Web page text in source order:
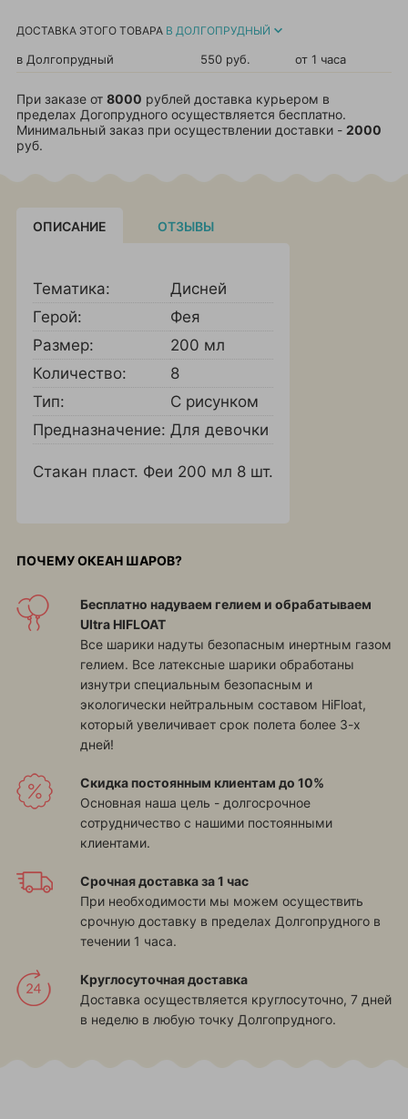
ДОСТАВКА ЭТОГО ТОВАРА В ДОЛГОПРУДНЫЙ
в Долгопрудный 550 руб. от 1 часа
При заказе от 8000 рублей доставка курьером в
пределах Догопрудного осуществляется бесплатно.
Минимальный заказ при осуществлении доставки - 2000
руб.
ОПИСАНИЕ ОТЗЫВЫ
Тематика:
Дисней
Герой:
Фея
Размер:
200 мл
Количество:
8
Тип:
С рисунком
Предназначение: Для девочки
Стакан пласт. Феи 200 мл 8 шт.
ПОЧЕМУ ОКЕАН ШАРОВ?
Бесплатно надуваем гелием и обрабатываем
Ultra HIFLOAT
Все шарики надуты безопасным инертным газом
гелием. Все латексные шарики обработаны
изнутри специальным безопасным и
экологически нейтральным составом HiFloat,
который увеличивает срок полета более 3-х
дней!
Скидка постоянным клиентам до 10%
Основная наша цель - долгосрочное
сотрудничество с нашими постоянными
клиентами.
Срочная доставка за 1 час
При необходимости мы можем осуществить
срочную доставку в пределах Долгопрудного в
течении 1 часа.
Круглосуточная доставка
Доставка осуществляется круглосуточно, 7 дней
в неделю в любую точку Долгопрудного.